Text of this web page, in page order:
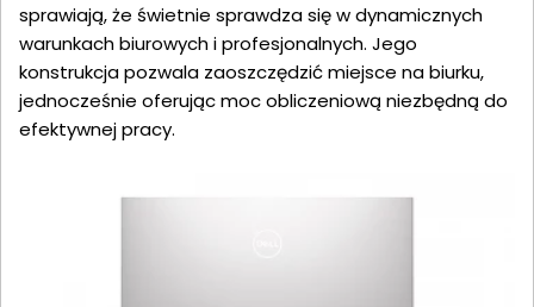
sprawiają, że świetnie sprawdza się w dynamicznych
warunkach biurowych i profesjonalnych. Jego
konstrukcja pozwala zaoszczędzić miejsce na biurku,
jednocześnie oferując moc obliczeniową niezbędną do
efektywnej pracy.